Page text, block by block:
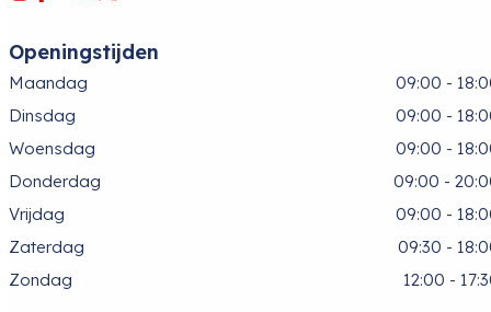
Openingstijden
Maandag
09:00 -
Dinsdag
09:00 -
Woensdag
09:00 -
Donderdag
09:00 -
Vrijdag
09:00 -
Zaterdag
09:30 -
Zondag
12:00 -